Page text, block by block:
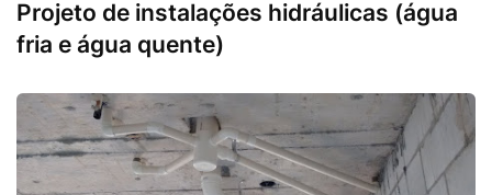
Projeto de instalações hidráulicas (água
fria e água quente)